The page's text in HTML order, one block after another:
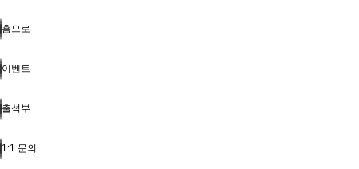
홈으로
이벤트
출석부
1:1 문의